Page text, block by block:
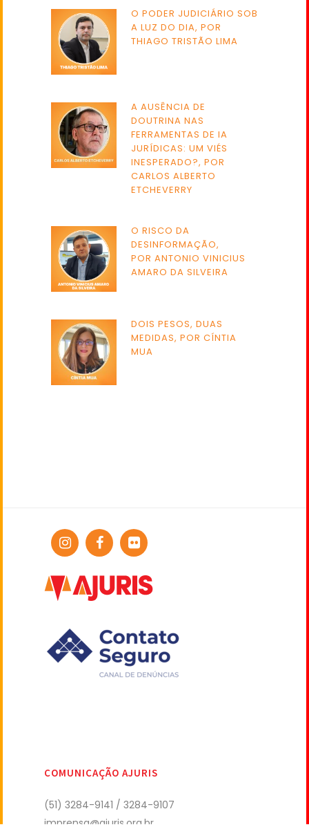
O PODER JUDICIÁRIO SOB
A LUZ DO DIA, POR
THIAGO TRISTÃO LIMA
A AUSÊNCIA DE
DOUTRINA NAS
FERRAMENTAS DE IA
JURÍDICAS: UM VIÉS
INESPERADO?, POR
CARLOS ALBERTO
ETCHEVERRY
O RISCO DA
DESINFORMAÇÃO,
POR ANTONIO VINICIUS
AMARO DA SILVEIRA
DOIS PESOS, DUAS
MEDIDAS, POR CÍNTIA
MUA
COMUNICAÇÃO AJURIS
(51) 3284-9141 / 3284-9107
imprensa@ajuris.org.br